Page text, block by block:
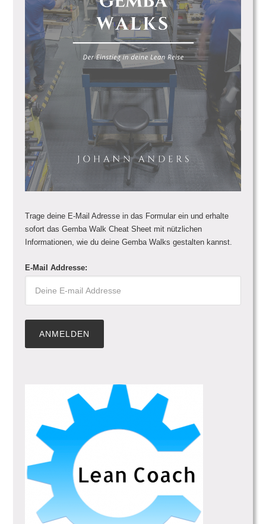
Trage deine E-Mail Adresse in das Formular ein und erhalte
sofort das Gemba Walk Cheat Sheet mit nützlichen
Informationen, wie du deine Gemba Walks gestalten kannst.
E-Mail Addresse: